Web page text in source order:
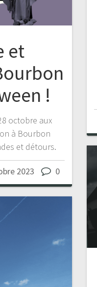
et
!
octobre aux
à Bourbon
et détours.
2023 0